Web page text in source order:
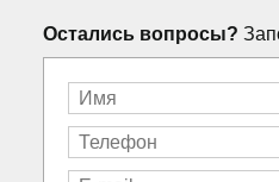
Остались вопросы?